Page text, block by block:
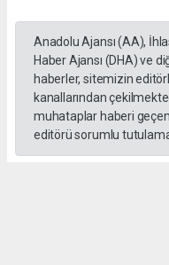
Anadolu Ajansı (AA),
Haber Ajansı (DHA) ve
haberler, sitemizin
kanallarından
muhataplar haberi
editörü sorumlu